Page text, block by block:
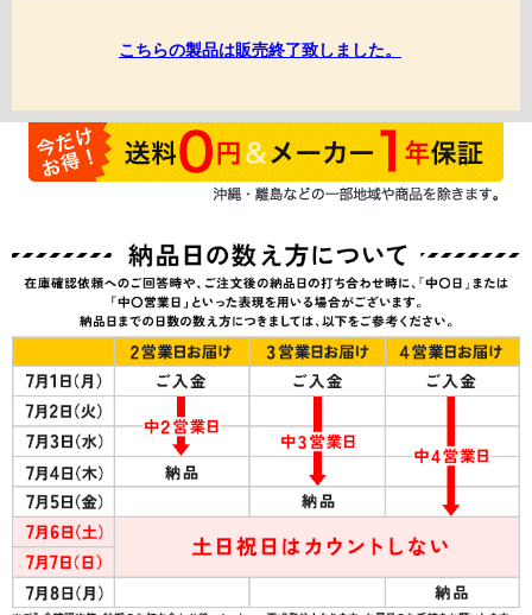
こちらの製品は販売終了致しました。